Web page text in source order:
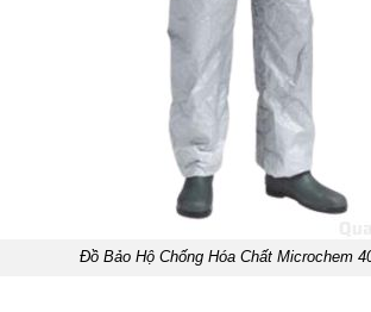
Đồ Bảo Hộ Chống Hóa Chất Microchem